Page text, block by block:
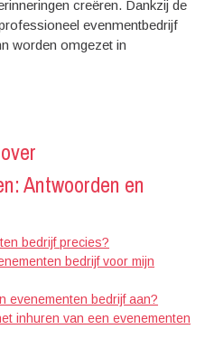
creëren. Dankzij de
evenmentbedrijf
worden omgezet in
Antwoorden en
bedrijf precies?
bedrijf voor mijn
evenementen bedrijf aan?
inhuren van een evenementen